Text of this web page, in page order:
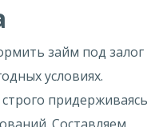
займ под залог
условиях.
придерживаясь